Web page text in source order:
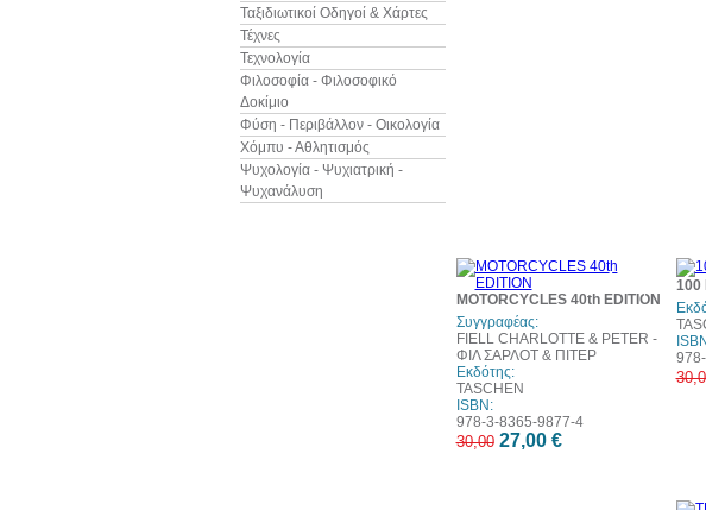
Ταξιδιωτικοί Οδηγοί & Χάρτες
Τέχνες
Τεχνολογία
Φιλοσοφία - Φιλοσοφικό
Δοκίμιο
Φύση - Περιβάλλον - Οικολογία
Χόμπυ - Αθλητισμός
Ψυχολογία - Ψυχιατρική -
Ψυχανάλυση
10%
MOTORCYCLES 40th EDITION
Συγγραφέας:
FIELL CHARLOTTE & PETER -
ΦΙΛ ΣΑΡΛΟΤ & ΠΙΤΕΡ
Εκδότης:
TASCHEN
ISBN:
978-3-8365-9877-4
30,00 27,00 €
100